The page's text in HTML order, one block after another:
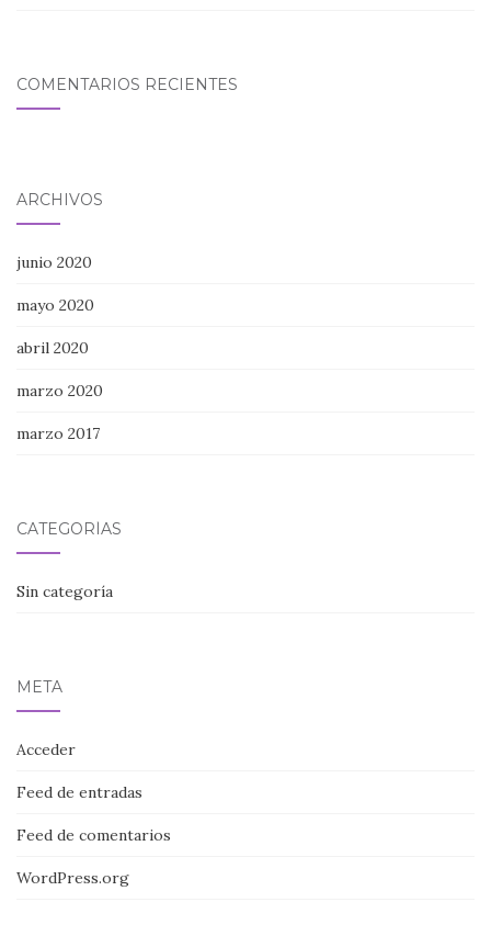
COMENTARIOS RECIENTES
ARCHIVOS
junio 2020
mayo 2020
abril 2020
marzo 2020
marzo 2017
CATEGORÍAS
Sin categoría
META
Acceder
Feed de entradas
Feed de comentarios
WordPress.org